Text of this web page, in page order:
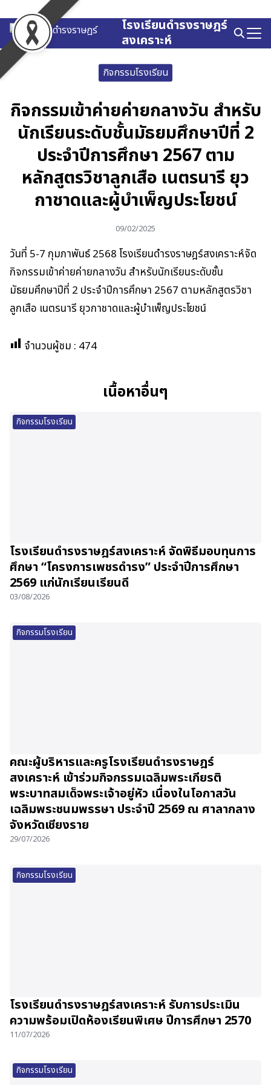
to
content
โรงเรียนดำรงราษฎร์
สงเคราะห์
Search
for:
กิจกรรมโรงเรียน
กิจกรรมเข้าค่ายค่ายกลางวัน สำหรับ
นักเรียนระดับชั้นมัธยมศึกษาปีที่ 2
ประจำปีการศึกษา 2567 ตาม
หลักสูตรวิชาลูกเสือ เนตรนารี ยุว
กาชาดและผู้บำเพ็ญประโยชน์
09/02/2025
วันที่ 5-7 กุมภาพันธ์ 2568 โรงเรียนดำรงราษฎร์สงเคราะห์จัด
กิจกรรมเข้าค่ายค่ายกลางวัน สำหรับนักเรียนระดับชั้น
มัธยมศึกษาปีที่ 2 ประจำปีการศึกษา 2567 ตามหลักสูตรวิชา
ลูกเสือ เนตรนารี ยุวกาชาดและผู้บำเพ็ญประโยชน์
จำนวนผู้ชม : 474
เนื้อหาอื่นๆ
กิจกรรมโรงเรียน
โรงเรียนดำรงราษฎร์สงเคราะห์ จัดพิธีมอบทุนการ
ศึกษา “โครงการเพชรดำรง” ประจำปีการศึกษา
2569 แก่นักเรียนเรียนดี
03/08/2026
กิจกรรมโรงเรียน
คณะผู้บริหารและครูโรงเรียนดำรงราษฎร์
สงเคราะห์ เข้าร่วมกิจกรรมเฉลิมพระเกียรติ
พระบาทสมเด็จพระเจ้าอยู่หัว เนื่องในโอกาสวัน
เฉลิมพระชนมพรรษา ประจำปี 2569 ณ ศาลากลาง
จังหวัดเชียงราย
29/07/2026
กิจกรรมโรงเรียน
โรงเรียนดำรงราษฎร์สงเคราะห์ รับการประเมิน
ความพร้อมเปิดห้องเรียนพิเศษ ปีการศึกษา 2570
11/07/2026
กิจกรรมโรงเรียน